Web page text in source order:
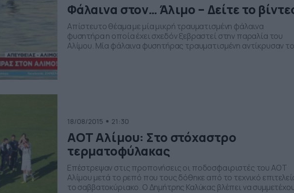
Φάλαινα στον… Άλιμο – Δείτε το
Απίστευτο θέαμα με μία μικρή τραυματισμένη φάλαινα
φυσητήρα η οποία έχει σχεδόν ξεβραστεί στην παραλία του
Αλίμου. Μία φάλαινα φυσητήρας τραυματισμένη αντίκρυσαν το
18/08/2015 21:30
ΑΟΤ Αλίμου: Στο στόχαστρο
τερματοφύλακας
Επέστρεψαν στις προπονήσεις οι ποδοσφαιριστές του ΑΟΤ
Αλίμου μετά το ρεπό που τους δόθηκε από το τεχνικό
το σαββατοκύριακο. Ο Δημήτρης Καλύκας βλέπει να